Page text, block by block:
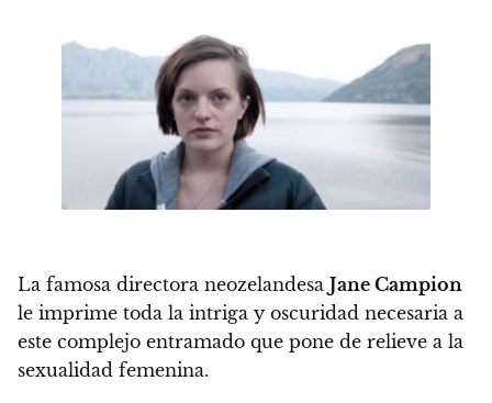
La famosa directora neozelandesa Jane Campion
le imprime toda la intriga y oscuridad necesaria a
este complejo entramado que pone de relieve a la
sexualidad femenina.